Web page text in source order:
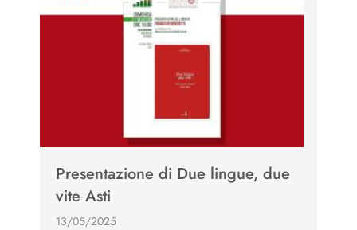
Presentazione di Due lingue, due
vite Asti
13/05/2025